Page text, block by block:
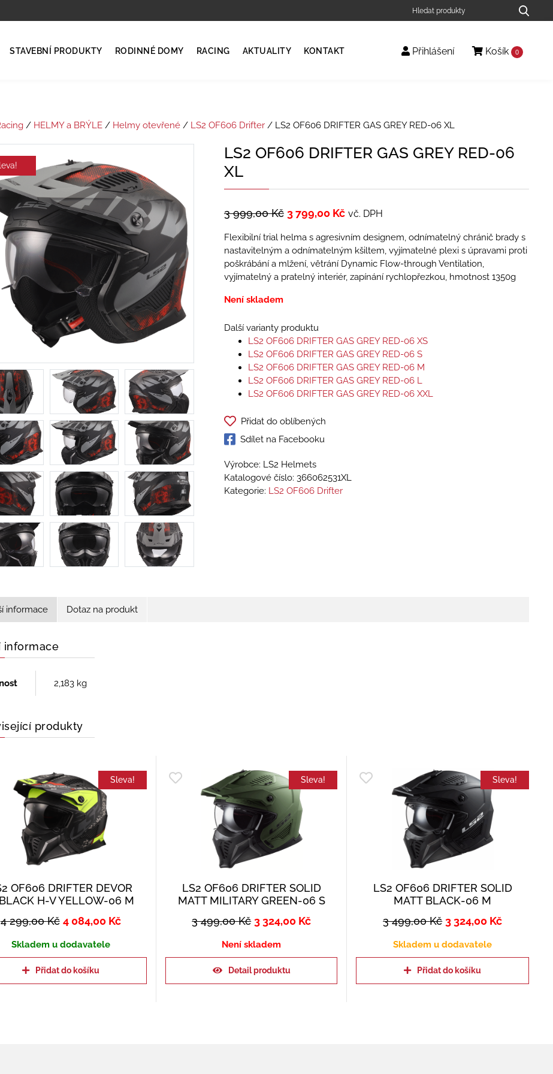
STAVEBNÍ PRODUKTY RODINNÉ DOMY RACING AKTUALITY KONTAKT Přihlášení Košík 0
/ HELMY a BRÝLE/ Helmy otevřené/ LS2 OF606 Drifter/ LS2 OF606 DRIFTER GAS GREY RED-06 XL
LS2 OF606 DRIFTER GAS GREY RED-06
XL
3 999,00Kč 3 799,00 Kč vč. DPH
Flexibilní trial helma s agresivním designem, odnímatelný chránič brady s
nastavitelným a odnímatelným kšiltem, vyjímatelné plexi s úpravami proti
poškrábání a mlžení, větrání Dynamic Flow-­through Ventilation,
vyjímatelný a pratelný interiér, zapínání rychlopřezkou, hmotnost 1350g
Není skladem
Další varianty produktu
LS2 OF606 DRIFTER GAS GREY RED-06 XS
LS2 OF606 DRIFTER GAS GREY RED-06 S
LS2 OF606 DRIFTER GAS GREY RED-06 M
LS2 OF606 DRIFTER GAS GREY RED-06 L
LS2 OF606 DRIFTER GAS GREY RED-06 XXL
Přidat do oblíbených
Sdílet na Facebooku
Výrobce: LS2 Helmets
Katalogové číslo: 366062531XL
Kategorie: LS2 OF606 Drifter
informace Dotaz na produkt
informace
2,183 kg
produkty
Sleva!
OF606 DRIFTER DEVOR
H-V YELLOW-06 M
4 299,00Kč 4 084,00 Kč
Skladem u dodavatele
Přidat do košíku
Sleva!
LS2 OF606 DRIFTER SOLID
MATT MILITARY GREEN-06 S
3 499,00Kč 3 324,00 Kč
Není skladem
Detail produktu
Sleva!
LS2 OF606 DRIFTER SOLID
MATT BLACK-06 M
3 499,00Kč 3 324,00 Kč
Skladem u dodavatele
Přidat do košíku